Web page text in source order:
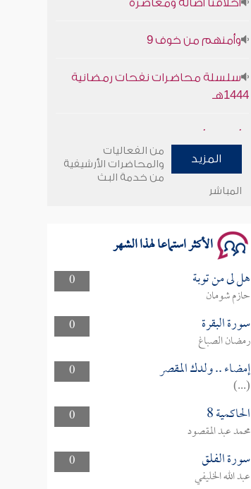
1444هـ
وأمنهم من خوف 9
سلسلة محاضرات نفحات رمضانية
المزيد
من الفعاليات
والمحاضرات الأرشيفية
من خدمة البث
المباشر
الأكثر استماعا لهذا الشهر
0 هل لى من توبة
حازم شومان
0
سورة البقرة
رمضان الصباغ
0
إمضاء .. ولدك المقصر
(...)
0
الحاكمية 8
محمد عبد المقصود
0
سورة الفلق
عبد الله الخليفي